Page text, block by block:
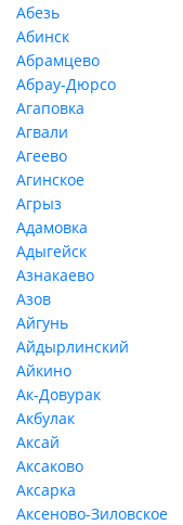
Абезь
Абинск
Абрамцево
Абрау-Дюрсо
Агаповка
Агвали
Агеево
Агинское
Агрыз
Адамовка
Адыгейск
Азнакаево
Азов
Айгунь
Айдырлинский
Айкино
Ак-Довурак
Акбулак
Аксай
Аксаково
Аксарка
Аксеново-Зиловское